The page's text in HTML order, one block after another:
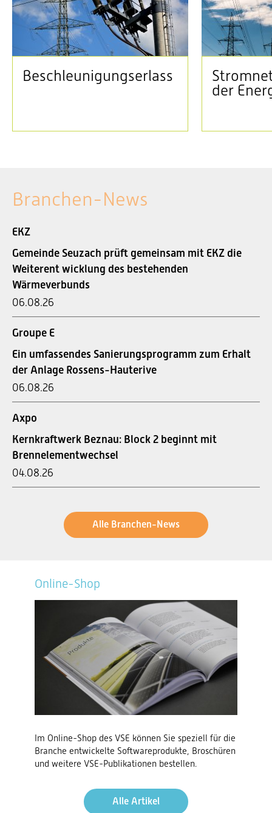
Beschleunigungserlass
der
Branchen-News
EKZ
Gemeinde Seuzach prüft gemeinsam mit EKZ die
Weiterent wicklung des bestehenden
Wärmeverbunds
06.08.26
Groupe E
Ein umfassendes Sanierungsprogramm zum Erhalt
der Anlage Rossens-Hauterive
06.08.26
Axpo
Kernkraftwerk Beznau: Block 2 beginnt mit
Brennelementwechsel
04.08.26
Alle Branchen-News
Online-Shop
Im Online-Shop des VSE können Sie speziell für die
Branche entwickelte Softwareprodukte, Broschüren
und weitere VSE-Publikationen bestellen.
Alle Artikel